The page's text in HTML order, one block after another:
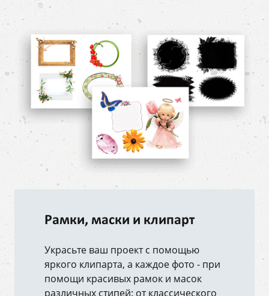
Рамки, маски и клипарт
Украсьте ваш проект с помощью
яркого клипарта, а каждое фото - при
помощи красивых рамок и масок
различных стипей: от классического